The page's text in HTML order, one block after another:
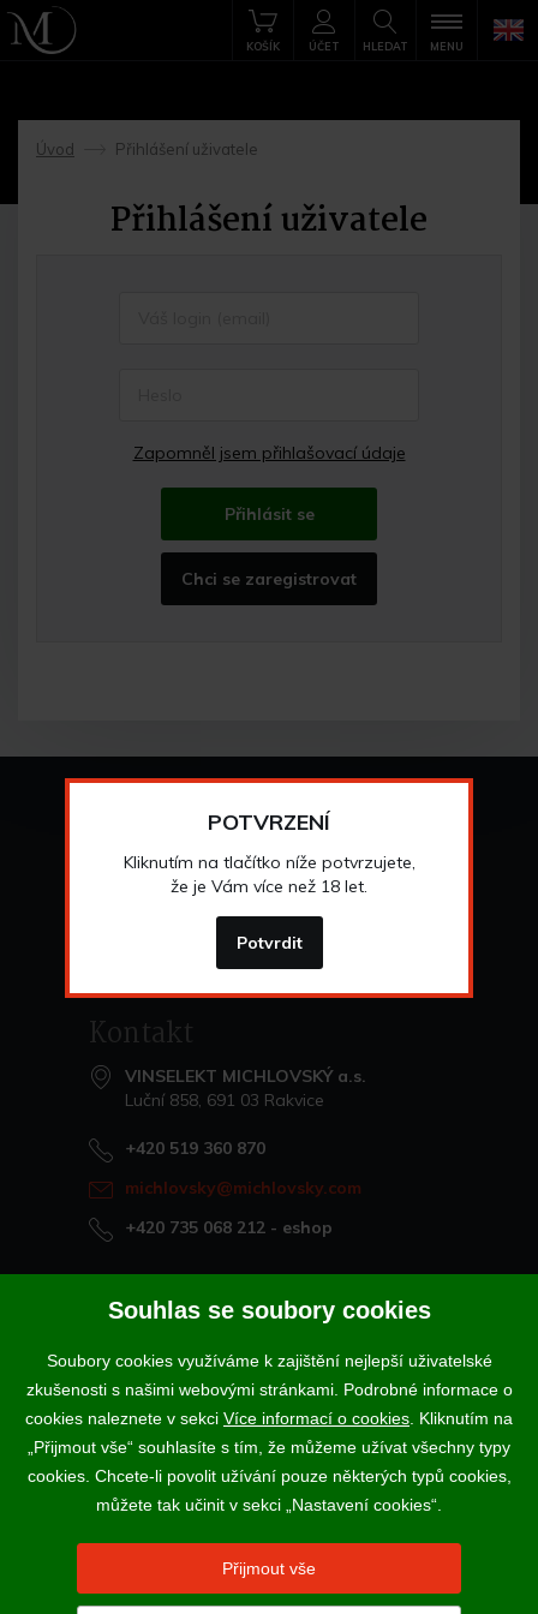
HLEDAT
KOŠÍK ÚČET MENU
Úvod
->
Přihlášení uživatele
Přihlášení uživatele
Zapomněl jsem přihlašovací údaje
Přihlásit se
Chci se zaregistrovat
Vše o nákupu
Všeobecné obchodní podmínky
>
Možnosti osobníhoodběru
>
>
smlouvy
>
Kontakt
VINSELEKT MICHLOVSKÝ a.s.
Luční 858, 691 03 Rakvice
+420 519 360 870
michlovsky@michlovsky.com
+420 735 068 212 - eshop
Naše vína offline
Vinotéka Rakvice
>
Vinotéky a degustační centra
>
Podle zákona o evidenci tržeb je prodávající povinen vystavit
kupujícímu účtenku. Zároveň je povinen zaevidovat přijatou tržbu u
správce daně online; v případě technického výpadku pak nejpozději do
Vína a sekty prodáváme výhradně osobám starším 18-ti let.
POTVRZENÍ
Kliknutím na tlačítko níže potvrzujete,
že je Vám více než 18 let.
Potvrdit
Souhlas se soubory cookies
Soubory cookies využíváme k zajištění nejlepší uživatelské
zkušenosti s našimi webovými stránkami. Podrobné informace o
cookies naleznete v sekci Více informací o cookies . Kliknutím na
„Přijmout vše“ souhlasíte s tím, že můžeme užívat všechny typy
cookies. Chcete-li povolit užívání pouze některých typů cookies,
můžete tak učinit v sekci „Nastavení cookies“.
Přijmout vše